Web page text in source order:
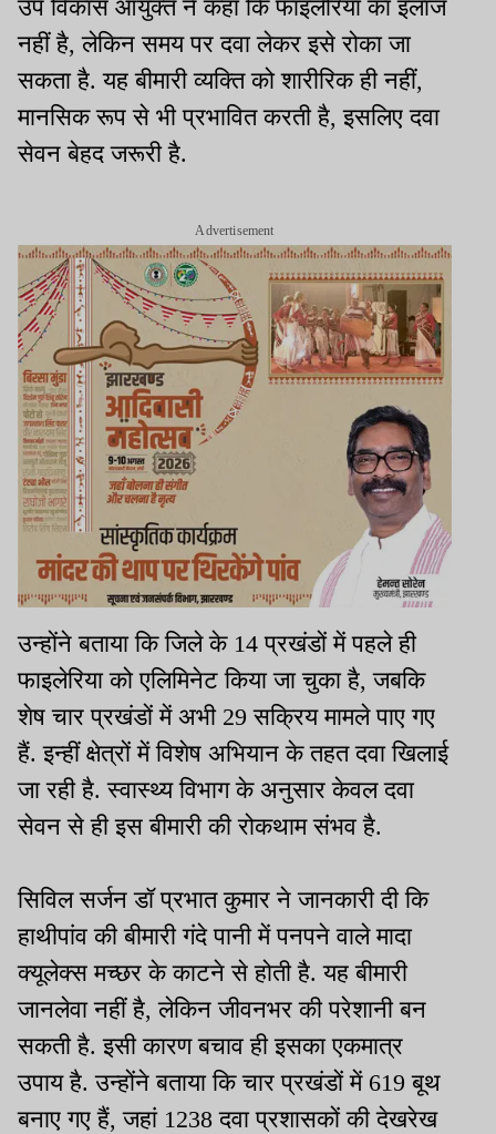
उप विकास आयुक्त ने कहा कि फाइलेरिया का इलाज
नहीं है, लेकिन समय पर दवा लेकर इसे रोका जा
सकता है. यह बीमारी व्यक्ति को शारीरिक ही नहीं,
मानसिक रूप से भी प्रभावित करती है, इसलिए दवा
सेवन बेहद जरूरी है.
Advertisement
उन्होंने बताया कि जिले के 14 प्रखंडों में पहले ही
फाइलेरिया को एलिमिनेट किया जा चुका है, जबकि
शेष चार प्रखंडों में अभी 29 सक्रिय मामले पाए गए
हैं. इन्हीं क्षेत्रों में विशेष अभियान के तहत दवा खिलाई
जा रही है. स्वास्थ्य विभाग के अनुसार केवल दवा
सेवन से ही इस बीमारी की रोकथाम संभव है.
सिविल सर्जन डॉ प्रभात कुमार ने जानकारी दी कि
हाथीपांव की बीमारी गंदे पानी में पनपने वाले मादा
क्यूलेक्स मच्छर के काटने से होती है. यह बीमारी
जानलेवा नहीं है, लेकिन जीवनभर की परेशानी बन
सकती है. इसी कारण बचाव ही इसका एकमात्र
उपाय है. उन्होंने बताया कि चार प्रखंडों में 619 बूथ
बनाए गए हैं, जहां 1238 दवा प्रशासकों की देखरेख